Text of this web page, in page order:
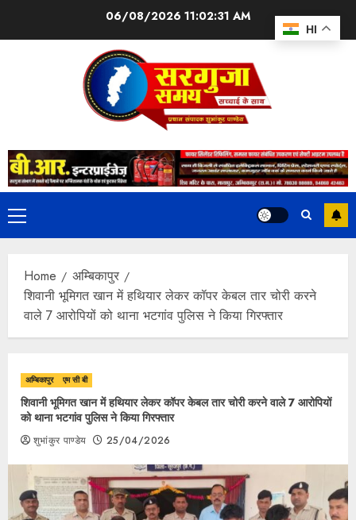
06/08/2026 11:02:32 AM
Home
अम्बिकापुर
शिवानी भूमिगत खान में हथियार लेकर कॉपर केबल तार चोरी करने
वाले 7 आरोपियों को थाना भटगांव पुलिस ने किया गिरफ्तार
अम्बिकापुर एम सी बी
शिवानी भूमिगत खान में हथियार लेकर कॉपर केबल तार चोरी करने वाले 7 आरोपियों
को थाना भटगांव पुलिस ने किया गिरफ्तार
शुभांकुर पाण्डेय 25/04/2026
HI